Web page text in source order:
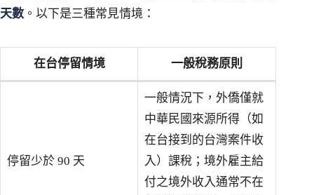
天數 。以下是三種常見情境：
在台停留情境 一般稅務原則
停留少於 90 天
一般情況下，外僑僅就
中華民國來源所得（如
在台接到的台灣案件收
入）課稅；境外雇主給
付之境外收入通常不在